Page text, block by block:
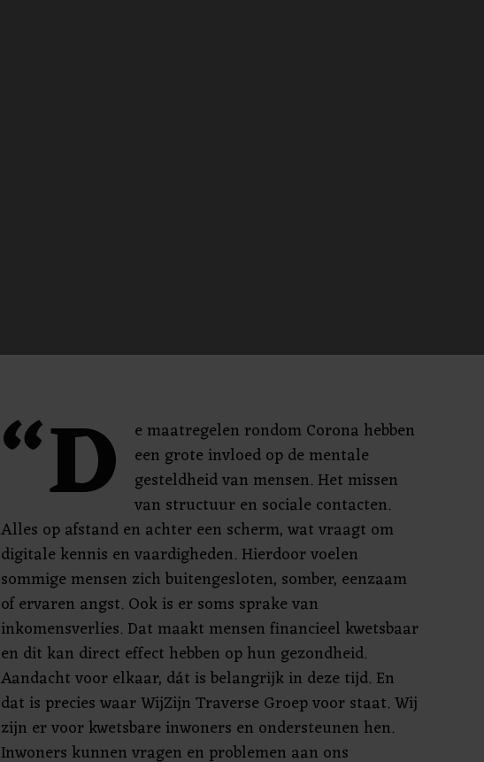
“D
e maatregelen rondom Corona hebben
een grote invloed op de mentale
gesteldheid van mensen. Het missen
van structuur en sociale contacten.
Alles op afstand en achter een scherm, wat vraagt om
digitale kennis en vaardigheden. Hierdoor voelen
sommige mensen zich buitengesloten, somber, eenzaam
of ervaren angst. Ook is er soms sprake van
inkomensverlies. Dat maakt mensen financieel kwetsbaar
en dit kan direct effect hebben op hun gezondheid.
Aandacht voor elkaar, dát is belangrijk in deze tijd. En
dat is precies waar WijZijn Traverse Groep voor staat. Wij
zijn er voor kwetsbare inwoners en ondersteunen hen.
Inwoners kunnen vragen en problemen aan ons